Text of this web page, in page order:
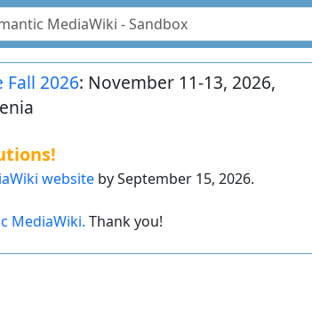
2026: November 11-13, 2026,
websiteby September 15, 2026.
MediaWiki. Thank you!